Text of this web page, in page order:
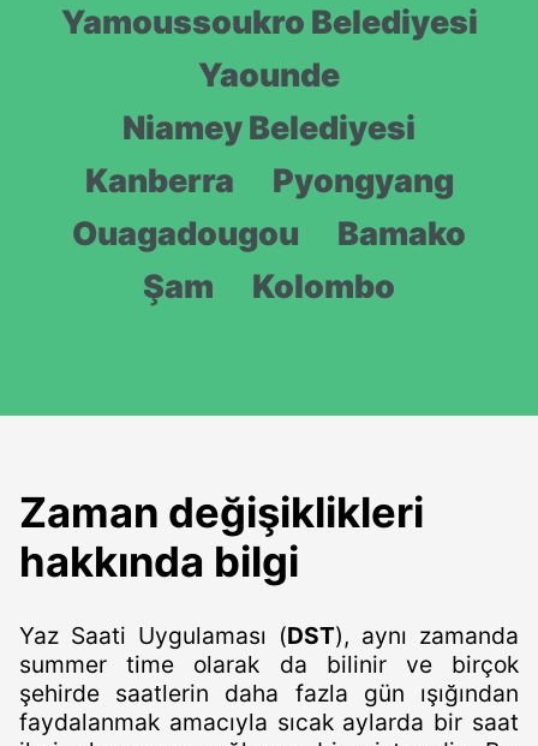
Yamoussoukro Belediyesi
Yaounde
Niamey Belediyesi
Kanberra
Pyongyang
Ouagadougou
Bamako
Şam
Kolombo
Zaman değişiklikleri
hakkında bilgi
Yaz Saati Uygulaması (DST), aynı zamanda
summer time olarak da bilinir ve birçok
şehirde saatlerin daha fazla gün ışığından
faydalanmak amacıyla sıcak aylarda bir saat